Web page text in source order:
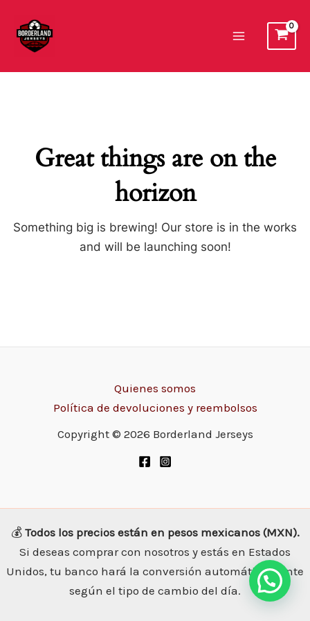
contenido
Great things are on the
horizon
Something big is brewing! Our store is in the works
and will be launching soon!
Quienes somos
Política de devoluciones y reembolsos
Copyright © 2026 Borderland Jerseys
💰 Todos los precios están en pesos mexicanos (MXN).
Si deseas comprar con nosotros y estás en Estados
Unidos, tu banco hará la conversión automáticamente
según el tipo de cambio del día.